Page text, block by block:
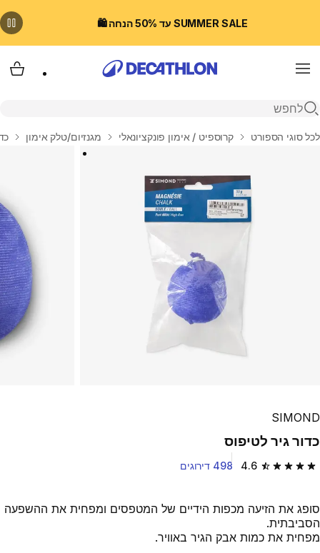
SUMMER SALE עד 50% הנחה 🛍️
Menu
פתיחת חיפוש
בית
לכל סוגי הספורט קרוספיט / אימון פונקציונאלי מגנזיום/טלק אימון
SIMOND
כדור גיר לטיפוס
4.6 4.6 out of 5 stars from 498 reviews 498 דירוגים
סופג את הזיעה מכפות הידיים של המטפסים ומפחית את ההשפעה
הסביבתית.
מפחית את כמות אבק הגיר באוויר.